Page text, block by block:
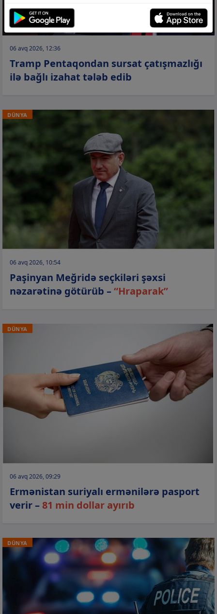
06 avq 2026, 12:36
Tramp Pentaqondan sursat çatışmazlığı
ilə bağlı izahat tələb edib
DÜNYA
06 avq 2026, 10:54
Paşinyan Meğridə seçkiləri şəxsi
nəzarətinə götürüb –“Hraparak”
DÜNYA
06 avq 2026, 09:29
Ermənistan suriyalı ermənilərə pasport
verir –81 min dollar ayırıb
DÜNYA